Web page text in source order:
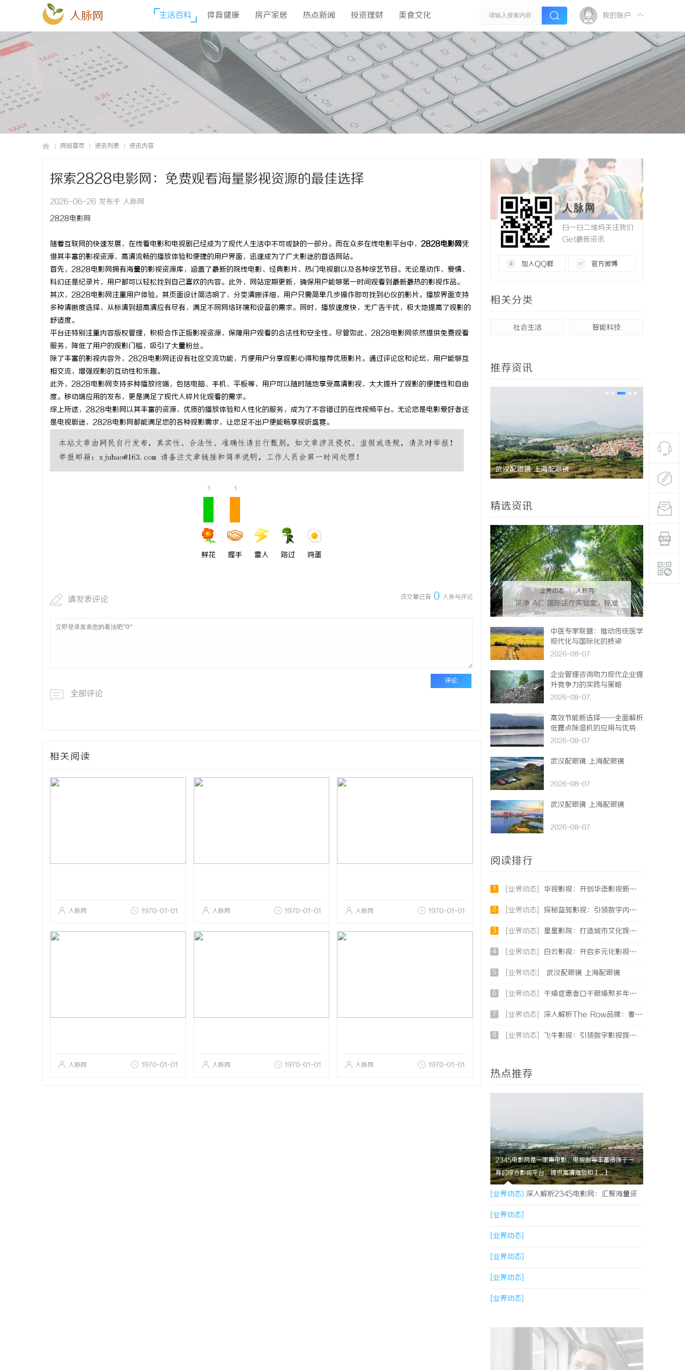
人脉网 生活百科 体育健康 房产家居 热点新闻 投资理财 美食文化 我的账户
网站首页 资讯列表 资讯内容
探索2828电影网：免费观看海量影视资源的最佳选择
2026-06-26 发布于 人脉网
2828电影网
随着互联网的快速发展，在线看电影和电视剧已经成为了现代人生活中不可或缺的一部分。而在众多在线电影平台中， 2828电影网凭
借其丰富的影视资源、高清流畅的播放体验和便捷的用户界面，迅速成为了广大影迷的首选网站。
首先，2828电影网拥有海量的影视资源库，涵盖了最新的院线电影、经典影片、热门电视剧以及各种综艺节目。无论是动作、爱情、
科幻还是纪录片，用户都可以轻松找到自己喜欢的内容。此外，网站定期更新，确保用户能够第一时间观看到最新最热的影视作品。
其次，2828电影网注重用户体验。其页面设计简洁明了，分类清晰详细，用户只需简单几步操作即可找到心仪的影片。播放界面支持
多种清晰度选择，从标清到超高清应有尽有，满足不同网络环境和设备的需求。同时，播放速度快，无广告干扰，极大地提高了观影的
舒适度。
平台还特别注重内容版权管理，积极合作正版影视资源，保障用户观看的合法性和安全性。尽管如此，2828电影网依然提供免费观看
服务，降低了用户的观影门槛，吸引了大量粉丝。
除了丰富的影视内容外，2828电影网还设有社区交流功能，方便用户分享观影心得和推荐优质影片。通过评论区和论坛，用户能够互
相交流，增强观影的互动性和乐趣。
此外，2828电影网支持多种播放终端，包括电脑、手机、平板等，用户可以随时随地享受高清影视，大大提升了观影的便捷性和自由
度。移动端应用的发布，更是满足了现代人碎片化观看的需求。
综上所述，2828电影网以其丰富的资源、优质的播放体验和人性化的服务，成为了不容错过的在线视频平台。无论您是电影爱好者还
是电视剧迷，2828电影网都能满足您的各种观影需求，让您足不出户便能畅享视听盛宴。
1
鲜花
1
握手 雷人 路过 鸡蛋
该文章已有 0 人参与评论
请发表评论
评论
全部评论
相关阅读
人脉网 1970-01-01 人脉网 1970-01-01 人脉网 1970-01-01
人脉网 1970-01-01 人脉网 1970-01-01 人脉网 1970-01-01
人脉网
扫一扫二维码关注我们
Get最新资讯
加入QQ群 官方微博
相关分类
社会生活 智能科技
推荐资讯
武汉配眼镜 上海配眼镜 合肥刑事律师：保护您的合法权益，助您走出 武汉配眼镜 上海配眼镜 武汉配眼
精选资讯
业界动态 | 人脉网
贝净 AC 国际医疗实验室，标准
化研发体系全解析
中医专家联盟：推动传统医学
现代化与国际化的桥梁
2026-08-07
企业管理咨询助力现代企业提
升竞争力的实践与策略
2026-08-07
高效节能新选择——全面解析
低露点除湿机的应用与优势
2026-08-07
武汉配眼镜 上海配眼镜
2026-08-07
武汉配眼镜 上海配眼镜
2026-08-07
阅读排行
1 [业界动态] 华视影视：开创华语影视新时代的领航者
2 [业界动态] 探秘蓝狐影视：引领数字内容新时代的先锋平台
3 [业界动态] 星星影院：打造城市文化娱乐新地标的璀璨明珠
4 [业界动态] 白云影视：开启多元化影视创作新时代的领航者
5 [业界动态] 武汉配眼镜 上海配眼镜
6 [业界动态] 干燥症患者口干眼燥熬多年，一个周期缓过来？老中医：一张辨证方对症，身体找回津液
7 [业界动态] 深入解析The Row品牌：奢华时尚的典范与设计哲学
8 [业界动态] 飞牛影视：引领数字影视娱乐新时代的创新平台
热点推荐
2345电影网是一家集电影、电视剧等丰富资源于一
身的综合影视平台，提供高清播放和【....】
[业界动态] 深入解析2345电影网：汇聚海量资
源的影视娱乐平台
[业界动态]
[业界动态]
[业界动态]
[业界动态]
[业界动态]